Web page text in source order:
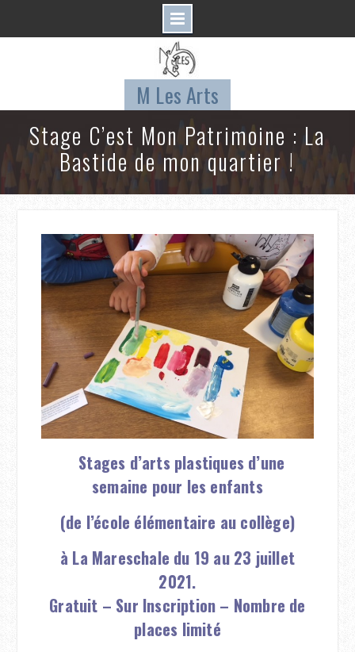
M Les Arts
Stage C’est Mon Patrimoine : La
Bastide de mon quartier !
Stages d’arts plastiques d’une
semaine pour les enfants
(de l’école élémentaire au collège)
à La Mareschale du 19 au 23 juillet
2021.
Gratuit – Sur Inscription – Nombre de
places limité